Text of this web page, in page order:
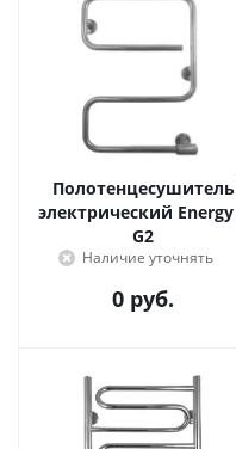
Полотенцесушитель
электрический Energy
G2
Наличие уточнять
0 руб.